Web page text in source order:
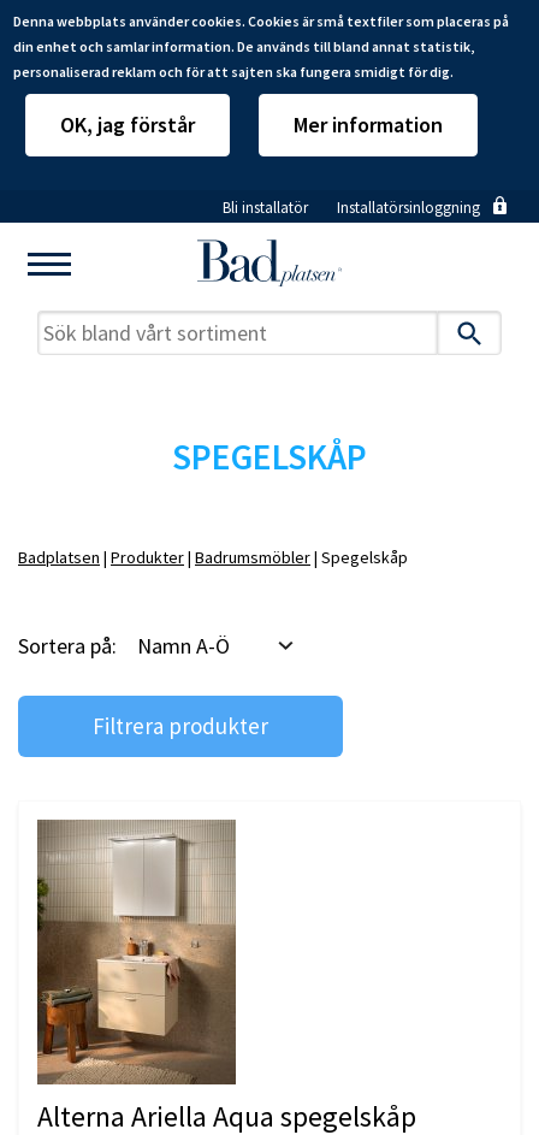
Denna webbplats använder cookies. Cookies är små textfiler som placeras på
din enhet och samlar information. De används till bland annat statistik,
personaliserad reklam och för att sajten ska fungera smidigt för dig.
OK, jag förstår Mer information
till
huvudinnehåll
Bli installatör Installatörsinloggning
Badrumstips
Våra varumärken
Mitt badrum Installatörer
SPEGELSKÅP
Badplatsen Produkter Badrumsmöbler Spegelskåp
Sortera på: Namn A-Ö
Filtrera produkter
Alterna Ariella Aqua spegelskåp